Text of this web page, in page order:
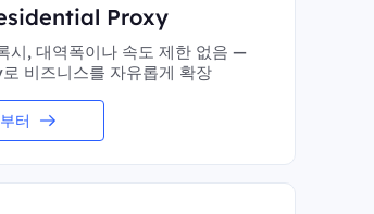
Proxy
시, 대역폭이나 속도 제한 없음 —
비즈니스를 자유롭게 확장
터